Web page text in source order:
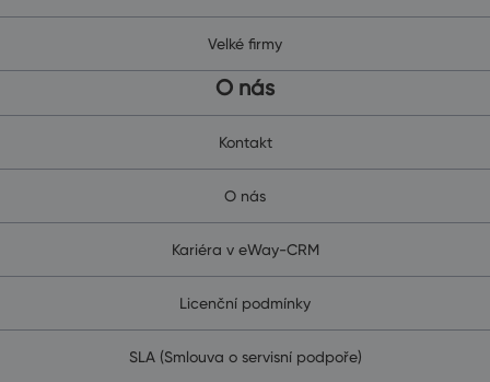
Velké firmy
O nás
Kontakt
O nás
Kariéra v eWay-CRM
Licenční podmínky
SLA (Smlouva o servisní podpoře)